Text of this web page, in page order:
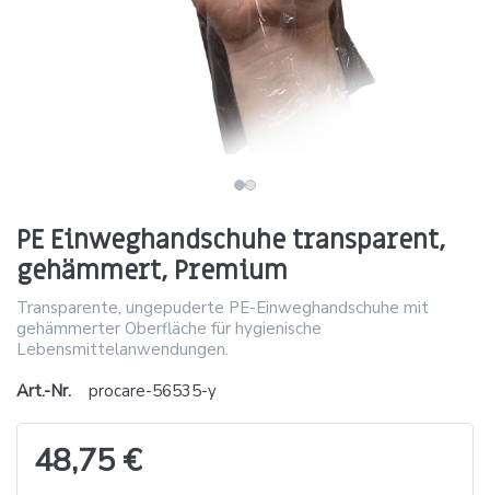
PE Einweghandschuhe transparent,
gehämmert, Premium
Transparente, ungepuderte PE-Einweghandschuhe mit
gehämmerter Oberfläche für hygienische
Lebensmittelanwendungen.
Art.-Nr.
procare-56535-y
48,75 €